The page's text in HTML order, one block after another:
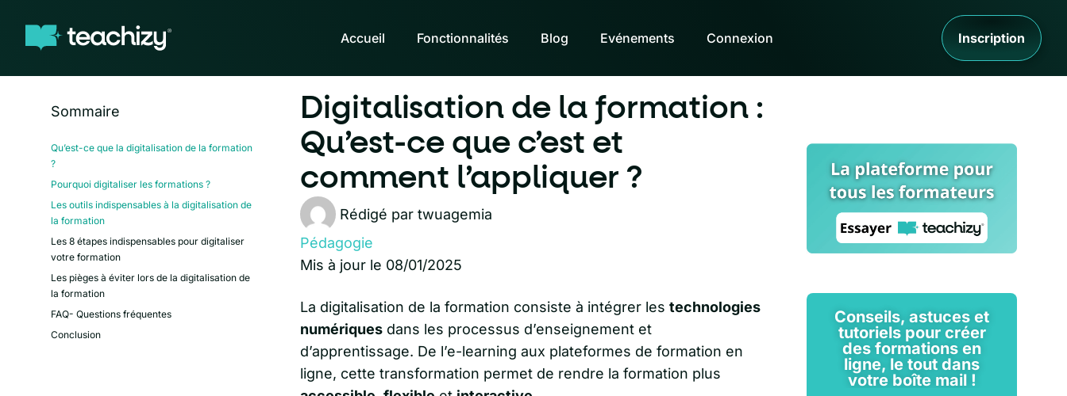
Accueil Fonctionnalités Blog Evénements Connexion Inscription
Sommaire
Qu’est-ce que la digitalisation de la formation
?
Pourquoi digitaliser les formations ?
Les outils indispensables à la digitalisation de
la formation
Les 8 étapes indispensables pour digitaliser
votre formation
Les pièges à éviter lors de la digitalisation de
la formation
FAQ- Questions fréquentes
Conclusion
Digitalisation de la formation :
Qu’est-ce que c’est et
comment l’appliquer ?
Rédigé par twuagemia
Pédagogie
Mis à jour le 08/01/2025
La digitalisation de la formation consiste à intégrer les technologies
numériquesdans les processus d’enseignement et
d’apprentissage. De l’e-learning aux plateformes de formation en
ligne, cette transformation permet de rendre la formation plus
Conseils, astuces et
tutoriels pour créer
des formations en
ligne, le tout dans
votre boîte mail !